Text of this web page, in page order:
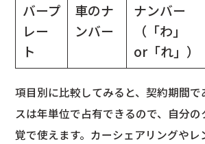
バープ
レー
ト
車のナ
ンバー
ナンバー
（「わ」
or「れ」）
項目別に比較してみると、契約期間で
スは年単位で占有できるので、自分
覚で使えます。カーシェアリングやレ